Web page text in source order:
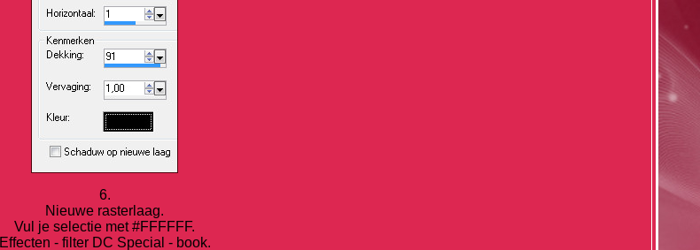
6.
Nieuwe rasterlaag.
Vul je selectie met #FFFFFF.
Effecten - filter DC Special - book.